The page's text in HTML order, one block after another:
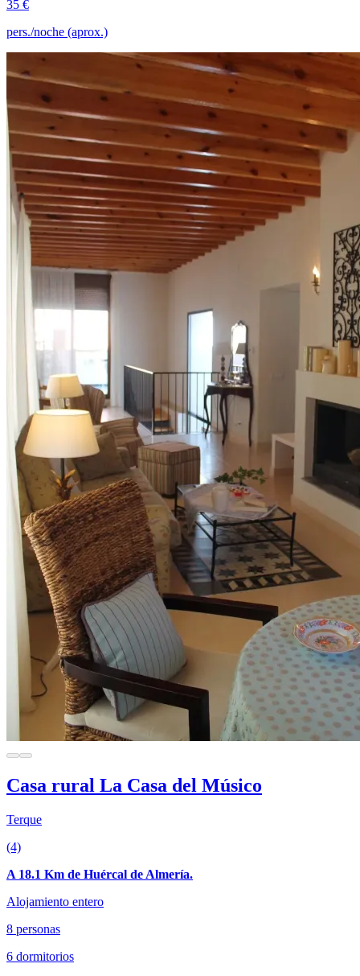
35 €
pers./noche (aprox.)
Casa rural La Casa del Músico
Terque
(4)
A 18.1 Km de Huércal de Almería.
Alojamiento entero
8 personas
6 dormitorios